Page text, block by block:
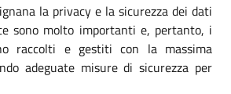
la privacy e la sicurezza dei dati
sono molto importanti e, pertanto, i
raccolti e gestiti con la massima
adeguate misure di sicurezza per